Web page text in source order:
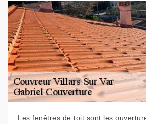
Les fenêtres de toit sont les